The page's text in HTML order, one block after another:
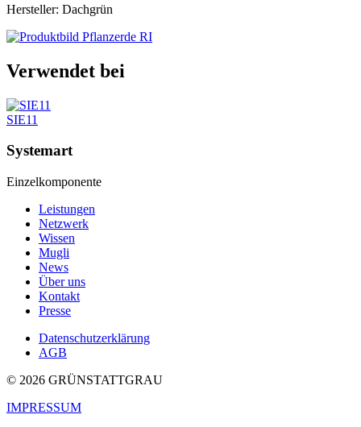
Hersteller: Dachgrün
Verwendet bei
SIE11
Systemart
Einzelkomponente
Leistungen
Netzwerk
Wissen
Mugli
News
Über uns
Kontakt
Presse
Datenschutzerklärung
AGB
© 2026 GRÜNSTATTGRAU
IMPRESSUM